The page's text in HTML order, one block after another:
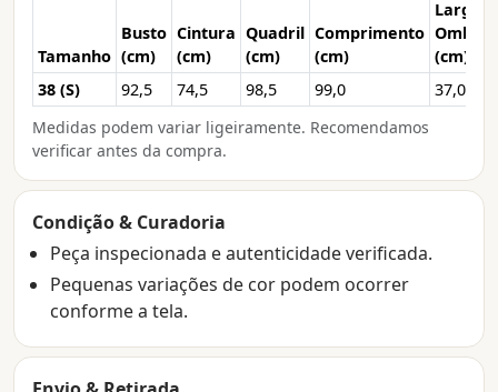
Tamanho
Busto
(cm)
Cintura
(cm)
Quadril
(cm)
Comprimento
(cm)
Larg.
Ombro
(cm)
38 (S)
92,5 74,5 98,5 99,0
37,0
Medidas podem variar ligeiramente. Recomendamos
verificar antes da compra.
Condição & Curadoria
Peça inspecionada e autenticidade verificada.
Pequenas variações de cor podem ocorrer
conforme a tela.